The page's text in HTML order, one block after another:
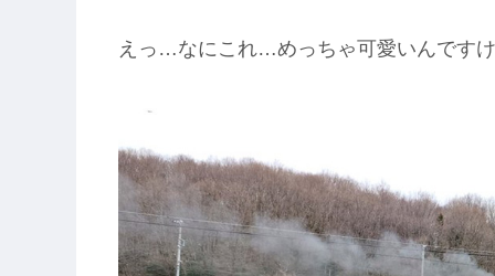
えっ…なにこれ…めっちゃ可愛いんです